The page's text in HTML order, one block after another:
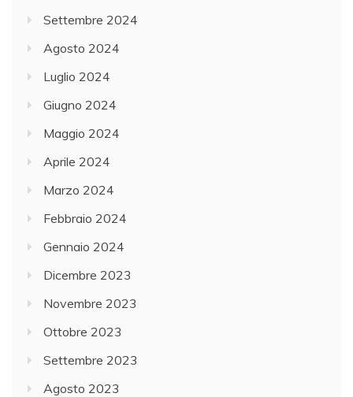
Settembre 2024
Agosto 2024
Luglio 2024
Giugno 2024
Maggio 2024
Aprile 2024
Marzo 2024
Febbraio 2024
Gennaio 2024
Dicembre 2023
Novembre 2023
Ottobre 2023
Settembre 2023
Agosto 2023